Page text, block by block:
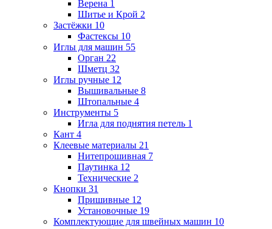
Верена 1
Шитье и Крой 2
Застёжки 10
Фастексы 10
Иглы для машин 55
Орган 22
Шметц 32
Иглы ручные 12
Вышивальные 8
Штопальные 4
Инструменты 5
Игла для поднятия петель 1
Кант 4
Клеевые материалы 21
Нитепрошивная 7
Паутинка 12
Технические 2
Кнопки 31
Пришивные 12
Установочные 19
Комплектующие для швейных машин 10